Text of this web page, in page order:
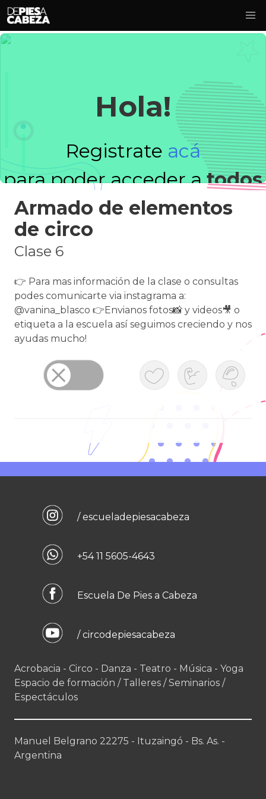
Hola!
Registrate acá
para poder acceder atodos
los videos!
Armado de elementos
de circo
Clase 6
👉 Para mas información de la clase o consultas
podes comunicarte via instagrama a:
@vanina_blasco 👉Envianos fotos📸 y videos🎥 o
etiqueta a la escuela así seguimos creciendo y nos
ayudas mucho!
/ escueladepiesacabeza
+54 11 5605-4643
Escuela De Pies a Cabeza
/ circodepiesacabeza
Acrobacia - Circo - Danza - Teatro - Música - Yoga
Espacio de formación / Talleres / Seminarios /
Espectáculos
Manuel Belgrano 22275 - Ituzaingó - Bs. As. -
Argentina